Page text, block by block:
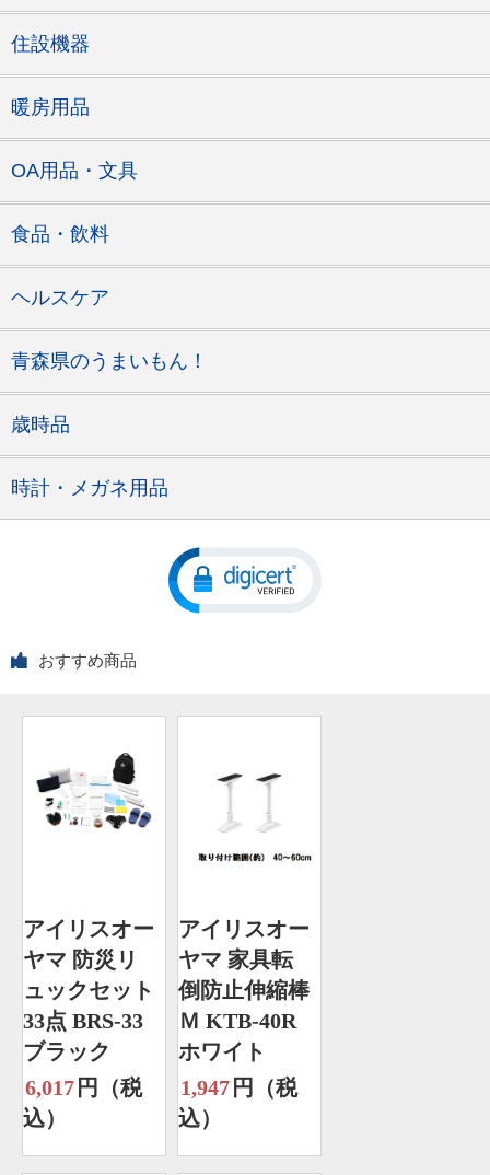
住設機器
暖房用品
OA用品・文具
食品・飲料
ヘルスケア
青森県のうまいもん！
歳時品
時計・メガネ用品
おすすめ商品
アイリスオー
ヤマ 防災リ
ュックセット
33点 BRS-33
ブラック
6,017 円（税
込）
アイリスオー
ヤマ 家具転
倒防止伸縮棒
Ｍ KTB-40R
ホワイト
1,947 円（税
込）